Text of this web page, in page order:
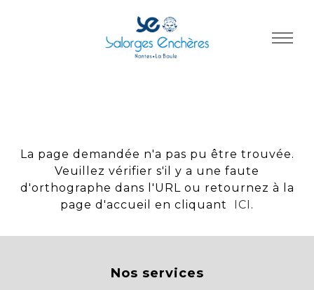
La page demandée n'a pas pu être trouvée.
Veuillez vérifier s'il y a une faute
d'orthographe dans l'URL ou retournez à la
page d'accueil en cliquant
ICI .
Nos services